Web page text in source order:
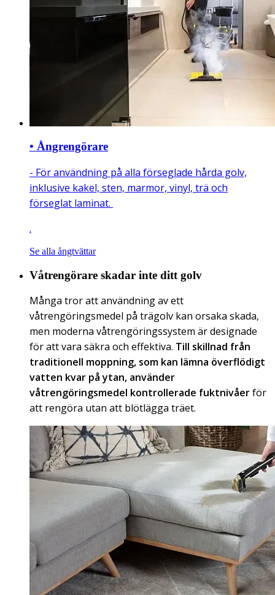
• Ångrengörare
- För användning på alla förseglade hårda golv,
inklusive kakel, sten, marmor, vinyl, trä och
förseglat laminat.
.
Se alla ångtvättar
Våtrengörare skadar inte ditt golv
Många tror att användning av ett
våtrengöringsmedel på trägolv kan orsaka skada,
men moderna våtrengöringssystem är designade
för att vara säkra och effektiva. Till skillnad från
traditionell moppning, som kan lämna överflödigt
vatten kvar på ytan, använder
våtrengöringsmedel kontrollerade fuktnivåerför
att rengöra utan att blötlägga träet.